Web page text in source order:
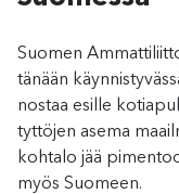
Suomen
tänään
nostaa esille
tyttöjen asema
kohtalo jää
myös Suomeen.